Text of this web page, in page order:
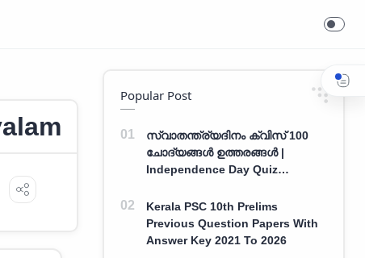
Popular Post
സ്വാതന്ത്ര്യദിനം ക്വിസ് 100
ചോദ്യങ്ങൾ ഉത്തരങ്ങൾ |
Independence Day Quiz
Answers
Kerala PSC 10th Prelims
Previous Question Papers With
Answer Key 2021 To 2026